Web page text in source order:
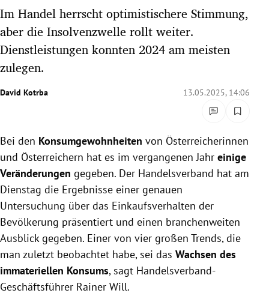
Untermenü
Untermenü
Untermenü
Untermenü
Untermenü
Im Handel herrscht optimistischere Stimmung,
aber die Insolvenzwelle rollt weiter.
Dienstleistungen konnten 2024 am meisten
zulegen.
David Kotrba 13.05.2025, 14:06
Bei den Konsumgewohnheiten von Österreicherinnen
und Österreichern hat es im vergangenen Jahr einige
Veränderungen gegeben. Der Handelsverband hat am
Dienstag die Ergebnisse einer genauen
Untersuchung über das Einkaufsverhalten der
Bevölkerung präsentiert und einen branchenweiten
Ausblick gegeben. Einer von vier großen Trends, die
man zuletzt beobachtet habe, sei das Wachsen des
immateriellen Konsums, sagt Handelsverband-
Geschäftsführer Rainer Will.